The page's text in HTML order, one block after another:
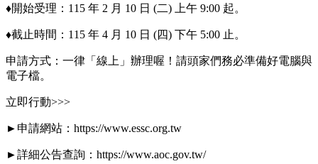
♦開始受理：115 年 2 月 10 日 (二) 上午 9:00 起。
♦截止時間：115 年 4 月 10 日 (四) 下午 5:00 止。
申請方式：一律「線上」辦理喔！請頭家們務必準備好電腦與
電子檔。
立即行動>>>
►申請網站：https://www.essc.org.tw
►詳細公告查詢：https://www.aoc.gov.tw/